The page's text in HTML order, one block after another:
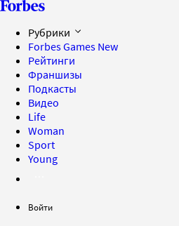
Рубрики
Forbes Games New
Рейтинги
Франшизы
Подкасты
Видео
Life
Woman
Sport
Young
Войти